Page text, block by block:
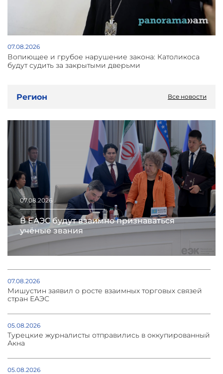
07.08.2026
Вопиющее и грубое нарушение закона: Католикоса
будут судить за закрытыми дверьми
Регион Все новости
07.08.2026
В ЕАЭС будут взаимно признаваться
учёные звания
07.08.2026
Мишустин заявил о росте взаимных торговых связей
стран ЕАЭС
05.08.2026
Турецкие журналисты отправились в оккупированный
Акна
05.08.2026